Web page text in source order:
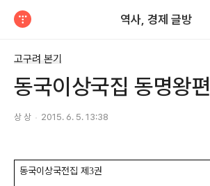
역사, 경제 글방
고구려 본기
동국이상국집 동명왕편
상 상 2015. 6. 5. 13:38
동국이상국전집 제3권